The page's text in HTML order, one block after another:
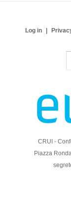
Log in
c
CRUI -
Piazza